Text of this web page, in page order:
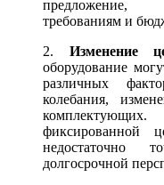
предложение,
требованиям и
2. Изменение
оборудование
различных
колебания,
фиксированной
долгосрочной